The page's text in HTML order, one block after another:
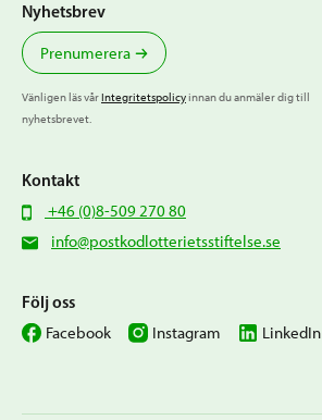
Nyhetsbrev
Prenumerera
Vänligen läs vårIntegritetspolicyinnan du anmäler dig till
nyhetsbrevet.
Kontakt
+46 (0)8-509 270 80
info@postkodlotterietsstiftelse.se
Följ oss
Facebook Instagram LinkedIn